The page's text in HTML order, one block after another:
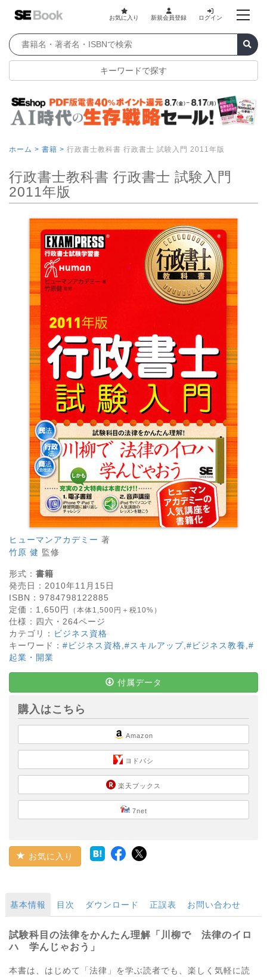
お気に入り 新規会員登録 ログイン
キーワードで探す
ホーム > 書籍 > 行政書士教科書 行政書士 試験入門 2011年版
行政書士教科書 行政書士 試験入門
2011年版
ヒューマンアカデミー 著
竹原 健 監修
形式： 書籍
発売日： 2010年11月15日
ISBN： 9784798122885
定価： 1,650円 （本体1,500円＋税10%）
仕様： 四六・ 264ページ
カテゴリ： ビジネス資格
キーワード： #ビジネス資格 #スキルアップ #ビジネス教養 #
起業・開業
付属データ
購入はこちら
Amazon
ヨドバシ
楽天ブックス
7net
お気に入り
基本情報 目次 ダウンロード 正誤表 お問い合わせ
試験科目の法律をかんたん理解「川柳で 法律のイロ
ハ 学んじゃおう」
本書は、はじめて「法律」を学ぶ読者でも、楽しく気軽に読